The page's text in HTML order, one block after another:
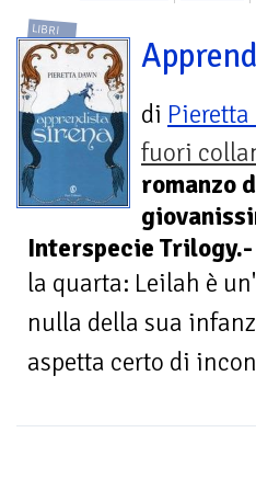
LIBRI
di Pieretta
fuori
romanzo
Interspecie Trilogy.-
la quarta: Leilah è
nulla della sua
aspetta certo di